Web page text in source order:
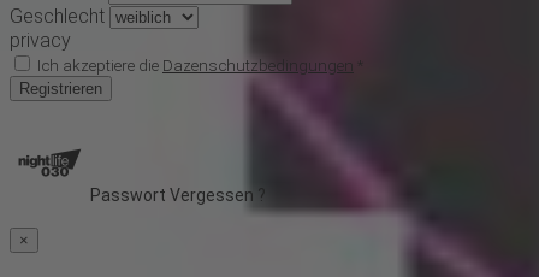
Geschlecht
privacy
Ich akzeptiere die Dazenschutzbedingungen *
Registrieren
Passwort Vergessen ?
×